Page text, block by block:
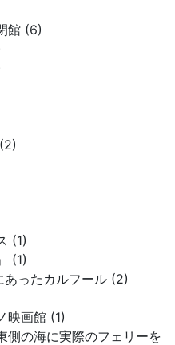
館 (6)
(1)
(1)
ったカルフール (2)
映画館 (1)
側の海に実際のフェリーを